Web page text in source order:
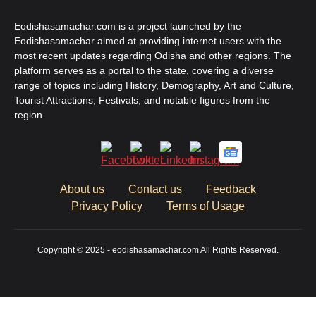
Eodishasamachar.com is a project launched by the
Eodishasamachar aimed at providing internet users with the
most recent updates regarding Odisha and other regions. The
platform serves as a portal to the state, covering a diverse
range of topics including History, Demography, Art and Culture,
Tourist Attractions, Festivals, and notable figures from the
region.
About us Contact us
Feedback
Privacy Policy
Terms of Usage
Copyright © 2025 - eodishasamachar.com All Rights Reserved.